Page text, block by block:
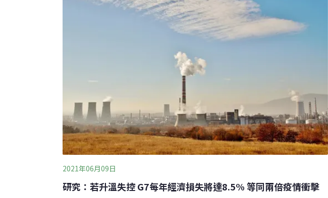
歐盟（包含英國）工業部門的二氧化碳排放量達1.41億噸。企業已經認知
2021年06月09日
研究：若升溫失控 G7每年經濟損失將達8.5% 等同兩倍疫情衝擊